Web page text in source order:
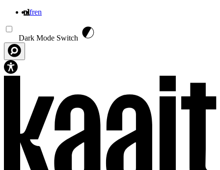
nlfren
Dark Mode Switch